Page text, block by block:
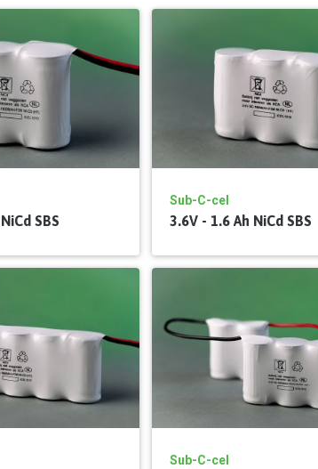
SBS
Sub-C-cel
3.6V - 1.6 Ah NiCd SBS
Sub-C-cel